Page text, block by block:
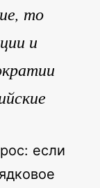
то
и
если